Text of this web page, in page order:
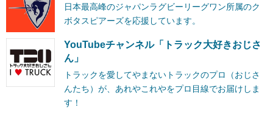
日本最高峰のジャパンラグビーリーグワン所属のク
ボタスピアーズを応援しています。
YouTubeチャンネル「トラック大好きおじさ
ん」
トラックを愛してやまないトラックのプロ（おじさ
んたち）が、あれやこれやをプロ目線でお届けしま
す！